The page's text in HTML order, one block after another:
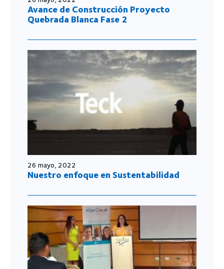
Avance de Construcción Proyecto
Quebrada Blanca Fase 2
26 mayo, 2022
Nuestro enfoque en Sustentabilidad